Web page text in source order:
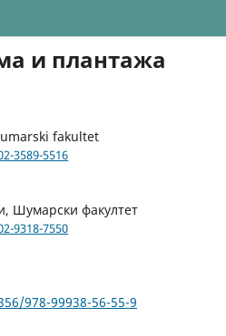
и плантажа
fakultet
3589-5516
Шумарски факултет
9318-7550
978-99938-56-55-9